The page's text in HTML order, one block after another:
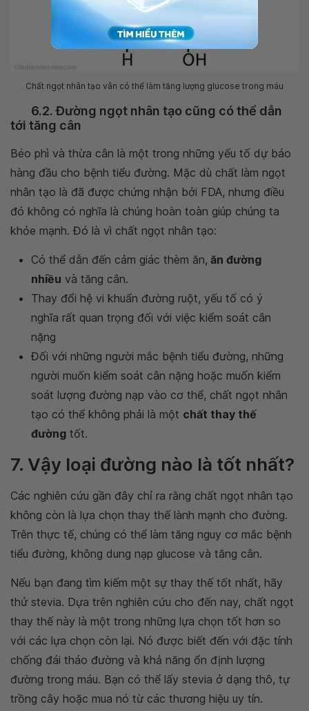
Chất ngọt nhân tạo vẫn có thể làm tăng lượng glucose trong máu
6.2. Đường ngọt nhân tạo cũng có thể dẫn
tới tăng cân
Béo phì và thừa cân là một trong những yếu tố dự báo
hàng đầu cho bệnh tiểu đường. Mặc dù chất làm ngọt
nhân tạo là đã được chứng nhận bởi FDA, nhưng điều
đó không có nghĩa là chúng hoàn toàn giúp chúng ta
khỏe mạnh. Đó là vì chất ngọt nhân tạo:
Có thể dẫn đến cảm giác thèm ăn, ăn đường
nhiều và tăng cân.
Thay đổi hệ vi khuẩn đường ruột, yếu tố có ý
nghĩa rất quan trọng đối với việc kiểm soát cân
nặng
Đối với những người mắc bệnh tiểu đường, những
người muốn kiểm soát cân nặng hoặc muốn kiểm
soát lượng đường nạp vào cơ thể, chất ngọt nhân
tạo có thể không phải là một chất thay thế
đường tốt.
7. Vậy loại đường nào là tốt nhất?
Các nghiên cứu gần đây chỉ ra rằng chất ngọt nhân tạo
không còn là lựa chọn thay thế lành mạnh cho đường.
Trên thực tế, chúng có thể làm tăng nguy cơ mắc bệnh
tiểu đường, không dung nạp glucose và tăng cân.
Nếu bạn đang tìm kiếm một sự thay thế tốt nhất, hãy
thử stevia. Dựa trên nghiên cứu cho đến nay, chất ngọt
thay thế này là một trong những lựa chọn tốt hơn so
với các lựa chọn còn lại. Nó được biết đến với đặc tính
chống đái tháo đường và khả năng ổn định lượng
đường trong máu. Bạn có thể lấy stevia ở dạng thô, tự
trồng cây hoặc mua nó từ các thương hiệu uy tín.